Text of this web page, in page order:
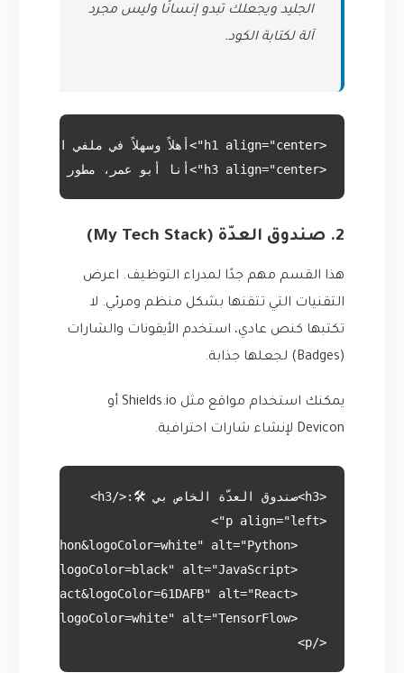
الجليد ويجعلك تبدو إنسانًا وليس مجرد
آلة لكتابة الكود.
<h3 align="center">أنا أبو عمر، مطور برمجيات فلسطيني متخصص في الذكاء الاصطناعي، أستمتع ببناء جسور رقمية بين البشر والآلات.</h3>
2. صندوق العدّة (My Tech Stack)
هذا القسم مهم جدًا لمدراء التوظيف. اعرض
التقنيات التي تتقنها بشكل منظم ومرئي. لا
تكتبها كنص عادي، استخدم الأيقونات والشارات
(Badges) لجعلها جذابة.
يمكنك استخدام مواقع مثل Shields.io أو
Devicon لإنشاء شارات احترافية.
</p>